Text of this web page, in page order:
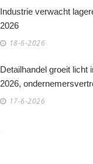
Industrie verwacht
2026
18-6-2026
Detailhandel groeit licht
2026,
17-6-2026